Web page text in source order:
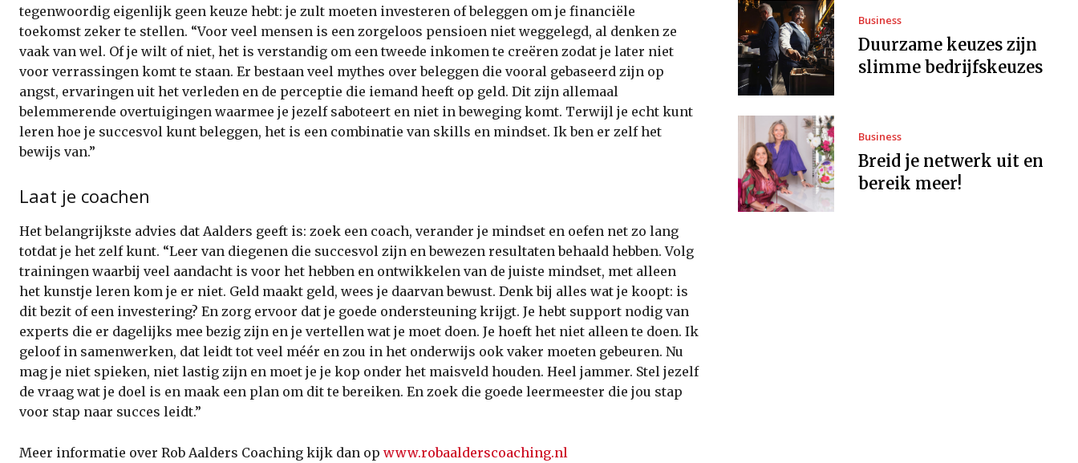
tegenwoordig eigenlijk geen keuze hebt: je zult moeten investeren of beleggen om je financiële
toekomst zeker te stellen. “Voor veel mensen is een zorgeloos pensioen niet weggelegd, al denken ze
vaak van wel. Of je wilt of niet, het is verstandig om een tweede inkomen te creëren zodat je later niet
voor verrassingen komt te staan. Er bestaan veel mythes over beleggen die vooral gebaseerd zijn op
angst, ervaringen uit het verleden en de perceptie die iemand heeft op geld. Dit zijn allemaal
belemmerende overtuigingen waarmee je jezelf saboteert en niet in beweging komt. Terwijl je echt kunt
leren hoe je succesvol kunt beleggen, het is een combinatie van skills en mindset. Ik ben er zelf het
bewijs van.”
Laat je coachen
Het belangrijkste advies dat Aalders geeft is: zoek een coach, verander je mindset en oefen net zo lang
totdat je het zelf kunt. “Leer van diegenen die succesvol zijn en bewezen resultaten behaald hebben. Volg
trainingen waarbij veel aandacht is voor het hebben en ontwikkelen van de juiste mindset, met alleen
het kunstje leren kom je er niet. Geld maakt geld, wees je daarvan bewust. Denk bij alles wat je koopt: is
dit bezit of een investering? En zorg ervoor dat je goede ondersteuning krijgt. Je hebt support nodig van
experts die er dagelijks mee bezig zijn en je vertellen wat je moet doen. Je hoeft het niet alleen te doen. Ik
geloof in samenwerken, dat leidt tot veel méér en zou in het onderwijs ook vaker moeten gebeuren. Nu
mag je niet spieken, niet lastig zijn en moet je je kop onder het maisveld houden. Heel jammer. Stel jezelf
de vraag wat je doel is en maak een plan om dit te bereiken. En zoek die goede leermeester die jou stap
voor stap naar succes leidt.”
Meer informatie over Rob Aalders Coaching kijk dan op www.robaalderscoaching.nl
Business
Duurzame keuzes zijn
slimme bedrijfskeuzes
Business
Breid je netwerk uit en
bereik meer!